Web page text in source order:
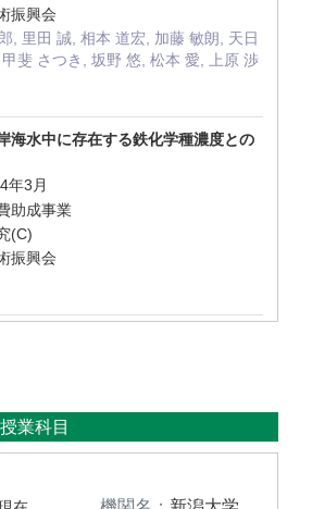
振興会
, 里田 誠, 相本 道宏, 加藤 敏朗, 天日
斐 さつき, 坂野 悠, 松本 愛, 上原 渉
海水中に存在する鉄化学種濃度との
年3月
助成事業
(C)
振興会
業科目